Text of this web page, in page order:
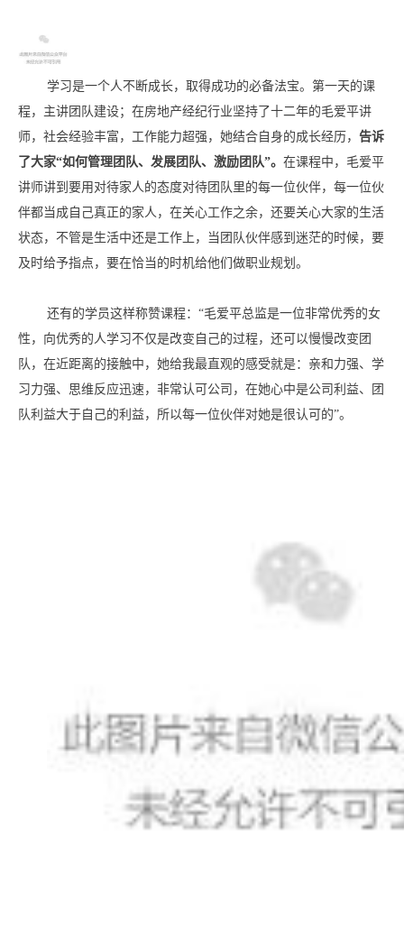
学习是一个人不断成长，取得成功的必备法宝。第一天的课
程，主讲 团队建设；在房地产经纪行业坚持了十二年的毛爱平讲
师，社会经验丰富，工作能力超强，她结合自身的成长经历， 告诉
了大家“如何管理团队、发展团队、激励团队”。 在课程中，毛爱平
讲师讲到要用对待家人的态度对待团队里的每一位伙伴，每一位伙
伴都当成自己真正的家人，在关心工作之余，还要关心大家的生活
状态，不管是生活中还是工作上，当团队伙伴感到迷茫的时候，要
及时给予指点，要在恰当的时机给他们做职业规划。
还有的学员这样称赞课程：“毛爱平总监是一位非常优秀的女
性，向优秀的人学习不仅是改变自己的过程，还可以慢慢改变团
队，在近距离的接触中，她给我最直观的感受就是：亲和力强、学
习力强、思维反应迅速，非常认可公司，在她心中是公司利益、团
队利益大于自己的利益，所以每一位伙伴对她是很认可的”。